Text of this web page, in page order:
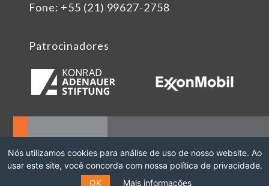
Fone: +55 (21) 99627-2758
Patrocinadores
Nós utilizamos cookies para análise de uso de nosso website. Ao
usar este site, você concorda com nossa política de privacidade.
OK
Mais informações